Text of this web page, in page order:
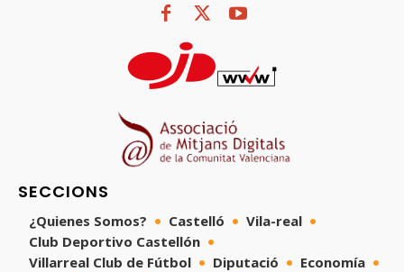
SECCIONS
¿Quienes Somos? Castelló
Vila-real
Club Deportivo Castellón
Villarreal Club de Fútbol
Diputació
Economía